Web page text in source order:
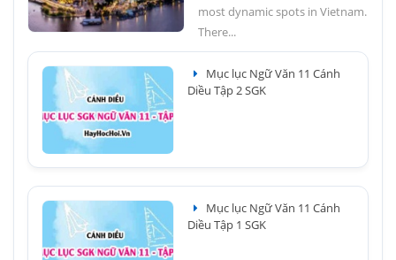
most dynamic spots in Vietnam.
There...
Mục lục Ngữ Văn 11 Cánh
Diều Tập 2 SGK
Mục lục Ngữ Văn 11 Cánh
Diều Tập 1 SGK